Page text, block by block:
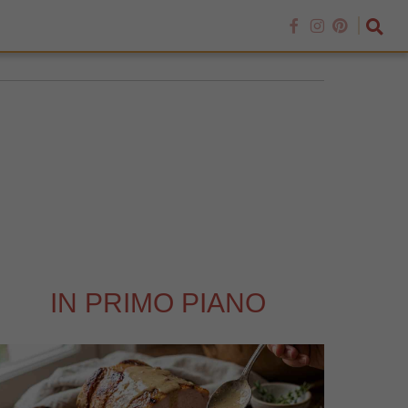
IN PRIMO PIANO